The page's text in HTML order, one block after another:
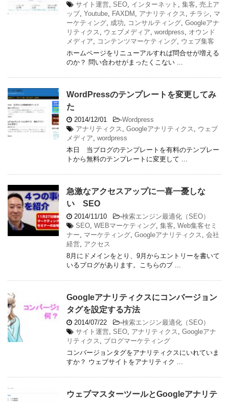
サイト運営, SEO, インターネット , 集客, 売上ア
ップ, Youtube, FAXDM , アナリティクス , チラシ, マ
ーケティング, 成功, コンサルティング, Googleアナ
リティクス , ウェブメディア, wordpress, オウンド
メディア, コンテンツマーケティング, ウェブ集客
ホームページをリニューアルすれば問合せが増える
のか？ 問い合わせがまったくこない ...
WordPressのテンプレートを変更してみ
た
2014/12/01 -Wordpress
アナリティクス , Googleアナリティクス , ウェブ
メディア, wordpress
本日 当ブログのテンプレートを有料のテンプレー
トから無料のテンプレートに変更して ...
急激なアクセスアップに一喜一憂しな
い SEO
2014/11/10 -検索エンジン最適化（SEO）
SEO, WEBマーケティング, 集客, Web集客セミ
ナー, マーケティング, Googleアナリティクス , 会社
経営, アクセス
8月にドメインをとり、9月からエントリーを書いて
いるブログがあります。こちらのブ ...
Googleアナリティクスにコンバージョン
タグを設定する方法
2014/07/22 -検索エンジン最適化（SEO）
サイト運営, SEO, アナリティクス , Googleアナ
リティクス , ブログマーケティング
コンバージョンタグをアナリティクスにいれていま
すか？ ウェブサイトをアナリティク ...
ウェブマスターツールとGoogleアナリテ